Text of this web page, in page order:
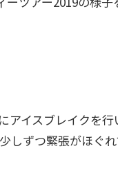
イスブレイクを
しずつ緊張がほぐ